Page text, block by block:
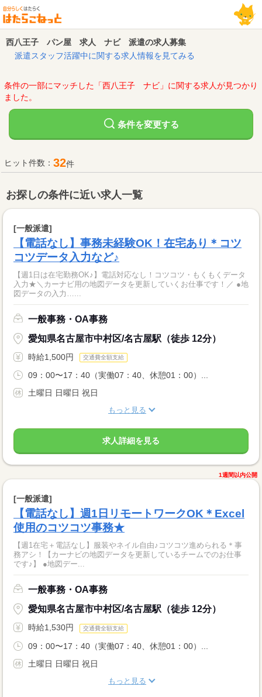
西八王子 パン屋 求人 ナビ 派遣の求人募集
派遣スタッフ活躍中に関する求人情報を見てみる
条件の一部にマッチした「西八王子 ナビ」に関する求人が見つかり
ました。
条件を変更する
ヒット件数： 32件
お探しの条件に近い求人一覧
[一般派遣]
【電話なし】事務未経験OK！在宅あり＊コツ
コツデータ入力など♪
【週1日は在宅勤務OK♪】電話対応なし！コツコツ・もくもくデータ
入力★＼カーナビ用の地図データを更新していくお仕事です！／ ●地
図データの入力…...
一般事務・OA事務
愛知県名古屋市中村区/名古屋駅（徒歩 12分）
時給1,500円 交通費全額支給
09：00〜17：40（実働07：40、休憩01：00）...
土曜日 日曜日 祝日
もっと見る
求人詳細を見る
1週間以内公開
[一般派遣]
【電話なし】週1日リモートワークOK＊Excel
使用のコツコツ事務★
【週1在宅＋電話なし】服装やネイル自由♪コツコツ進められる＊事
務アシ！【カーナビの地図データを更新しているチームでのお仕事
です♪】 ●地図デー...
一般事務・OA事務
愛知県名古屋市中村区/名古屋駅（徒歩 12分）
時給1,530円 交通費全額支給
09：00〜17：40（実働07：40、休憩01：00）...
土曜日 日曜日 祝日
もっと見る